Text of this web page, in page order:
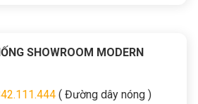
SHOWROOM MODERN
( Đường dây nóng )